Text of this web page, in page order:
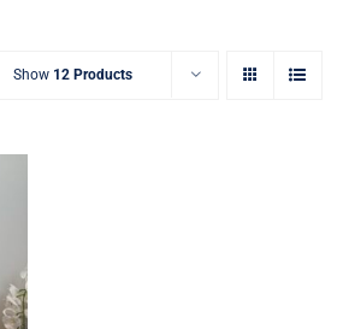
Show 12 Products